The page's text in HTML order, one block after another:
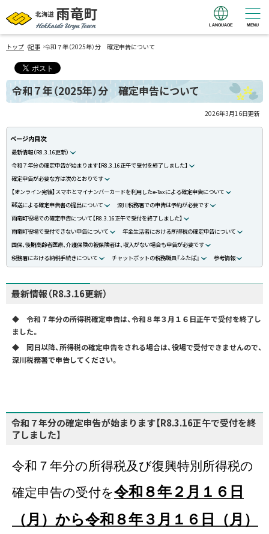
北海道 雨竜町
Hokkaido Uryu
Town
MENU
LANGUAGE
トップ ›記事 ›令和７年（2025年）分 確定申告について
令和７年（2025年）分 確定申告について
2026年3月16日更新
ページ内目次
最新情報（R8.3.16更新）
令和７年分の確定申告が始まります【R8.3.16正午で受付を終了しました】
確定申告が必要な方は次のとおりです
【オンライン完結】スマホとマイナンバーカードを利用したe-Taxによる確定申告について
郵送による確定申告書の提出について
深川税務署での申告は予約が必要です
雨竜町役場での確定申告について【R8.3.16正午で受付を終了しました】
雨竜町役場で受付できない申告について
年金生活者における所得税の確定申告について
国保、後期高齢者医療、介護保険の被保険者は、収入がない場合も申告が必要です
税務署における納税手続きについて
チャットボットの税務職員『ふたば』 参考情報
最新情報（R8.3.16更新）
◆ 令和７年分の所得税確定申告は、令和８年３月１６日正午で受付を終了し
ました。
◆ 同日以降、所得税の確定申告をされる場合は、役場で受付できませんので、
深川税務署で申告してください。
令和７年分の確定申告が始まります【R8.3.16正午で受付を終
了しました】
令和７年分の所得税及び復興特別所得税の
確定申告の受付を令和８年２月１６日
（月）から令和８年３月１６日（月）